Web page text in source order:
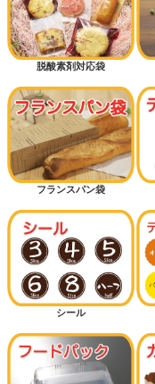
脱酸素剤対応袋
フランスパン袋
シール